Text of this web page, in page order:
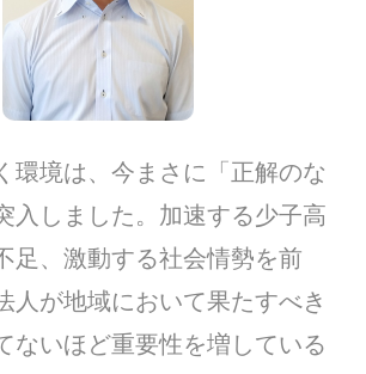
環境は、今まさに「正解のな
入しました。加速する少子高
足、激動する社会情勢を前
人が地域において果たすべき
ないほど重要性を増している